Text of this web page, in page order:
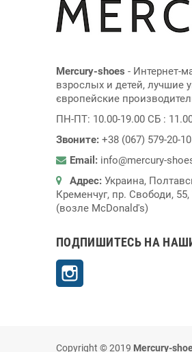
Mercury-shoes - Интернет-
взрослых и детей, лучшие
європейские
ПН-ПТ: 10.00-19.00 СБ :
Звоните: +38 (067) 579-20-10
Email: info@mercury-
Адрес: Украина,
Кременчуг, пр. Свободи,
(возле McDonald's)
ПОДПИШИТЕСЬ НА
Copyright © 2019 Mercury-